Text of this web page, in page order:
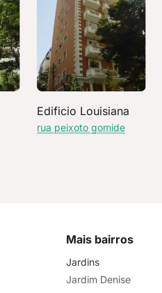
Edificio Louisiana
rua peixoto gomide
Mais bairros
Jardins
Jardim Denise